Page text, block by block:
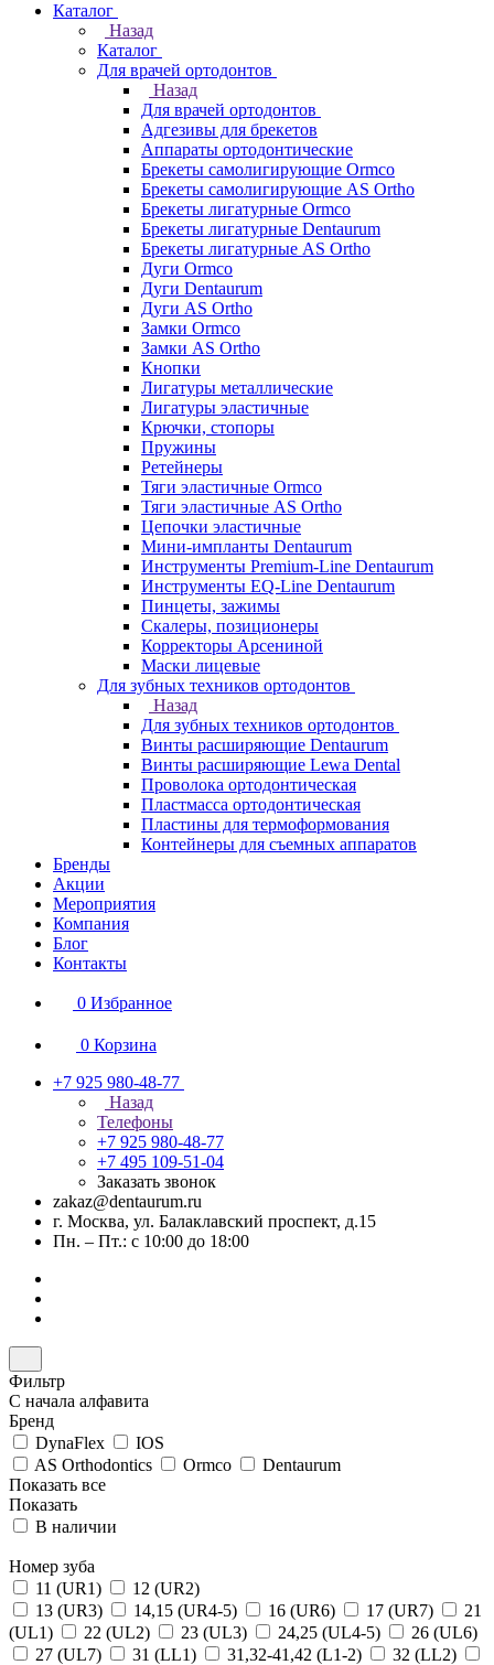
Каталог
Назад
Каталог
Для врачей ортодонтов
Назад
Для врачей ортодонтов
Адгезивы для брекетов
Аппараты ортодонтические
Брекеты самолигирующие Ormco
Брекеты самолигирующие AS Ortho
Брекеты лигатурные Ormco
Брекеты лигатурные Dentaurum
Брекеты лигатурные AS Ortho
Дуги Ormco
Дуги Dentaurum
Дуги AS Ortho
Замки Ormco
Замки AS Ortho
Кнопки
Лигатуры металлические
Лигатуры эластичные
Крючки, стопоры
Пружины
Ретейнеры
Тяги эластичные Ormco
Тяги эластичные AS Ortho
Цепочки эластичные
Мини-импланты Dentaurum
Инструменты Premium-Line Dentaurum
Инструменты EQ-Line Dentaurum
Пинцеты, зажимы
Скалеры, позиционеры
Корректоры Арсениной
Маски лицевые
Для зубных техников ортодонтов
Назад
Для зубных техников ортодонтов
Винты расширяющие Dentaurum
Винты расширяющие Lewa Dental
Проволока ортодонтическая
Пластмасса ортодонтическая
Пластины для термоформования
Контейнеры для съемных аппаратов
Бренды
Акции
Мероприятия
Компания
Блог
Контакты
0 Избранное
0 Корзина
+7 925 980-48-77
Назад
Телефоны
+7 925 980-48-77
+7 495 109-51-04
Заказать звонок
zakaz@dentaurum.ru
г. Москва, ул. Балаклавский проспект, д.15
Пн. – Пт.: с 10:00 до 18:00
Фильтр
С начала алфавита
Бренд
DynaFlex
IOS
AS Orthodontics
Ormco
Dentaurum
Показать все
Показать
В наличии
Номер зуба
11 (UR1)
12 (UR2)
13 (UR3)
14,15 (UR4-5) 16 (UR6) 17 (UR7)
21
(UL1)
22 (UL2) 23 (UL3) 24,25 (UL4-5)
26 (UL6)
27 (UL7)
31 (LL1) 31,32-41,42 (L1-2)
32 (LL2)